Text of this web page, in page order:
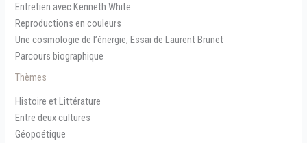
Entretien avec Kenneth White
Reproductions en couleurs
Une cosmologie de l’énergie, Essai de Laurent Brunet
Parcours biographique
Thèmes
Histoire et Littérature
Entre deux cultures
Géopoétique